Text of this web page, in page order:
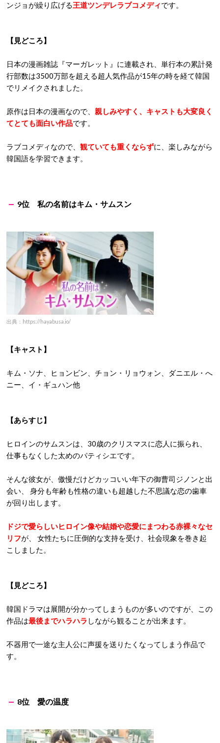
ンジョが繰り広げる王道ツンデレラブコメディです。
【見どころ】
日本の漫画雑誌『マーガレット』に連載され、単行本の累計発
行部数は3500万部を超える超人気作品が15年の時を経て韓国
でリメイクされました。
原作は日本の漫画なので、 親しみやすく、キャストも大変良く
てとても面白い作品です。
ラブコメディなので、 観ていても重くならずに、楽しみながら
韓国語を学習できます。
9位 私の名前はキム・サムスン
出典：https://hayabusa.io/
【キャスト】
キム・ソナ、ヒョンビン、チョン・リョウォン、ダニエル・へ
ニー、イ・ギュハン他
【あらすじ】
ヒロインのサムスンは、30歳のクリスマスに恋人に振られ、
仕事もなくした太めのパティシエです。
そんな彼女が、傲慢だけどカッコいい年下の御曹司ジノンと出
会い、 身分も年齢も性格の違いも超越した不思議な恋の歯車
が回り出します。
ドジで愛らしいヒロイン像や結婚や恋愛にまつわる赤裸々なセ
リフが、 女性たちに圧倒的な支持を受け、社会現象を巻き起
こしました。
【見どころ】
韓国ドラマは展開が分かってしまうものが多いのですが、この
作品は最後までハラハラ しながら観ることが出来ます。
不器用で一途な主人公に声援を送りたくなってしまう作品で
す。
8位 愛の温度